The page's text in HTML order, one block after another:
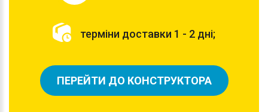
терміни доставки 1 - 2 дні;
ПЕРЕЙТИ ДО КОНСТРУКТОРА